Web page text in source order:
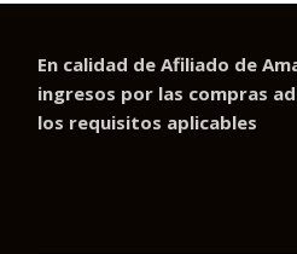
En calidad de Afiliado de
ingresos por las compras
los requisitos aplicables